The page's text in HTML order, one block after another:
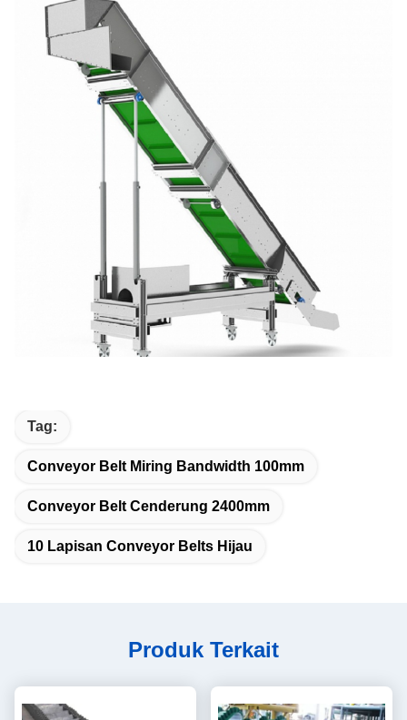
Tag:
Conveyor Belt Miring Bandwidth 100mm
Conveyor Belt Cenderung 2400mm
10 Lapisan Conveyor Belts Hijau
Produk Terkait